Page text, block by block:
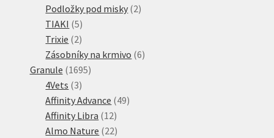
produkt
Podložky pod misky 22
TIAKI 55
produktů
Trixie 22
produkty
Zásobníky na krmivo 66
Granule 16951695
4Vets 33
produkty
Affinity Advance 4949
Affinity Libra 1212
produktů
Almo Nature 2222